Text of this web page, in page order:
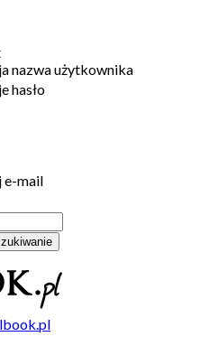
nazwa użytkownika
hasło
e-mail